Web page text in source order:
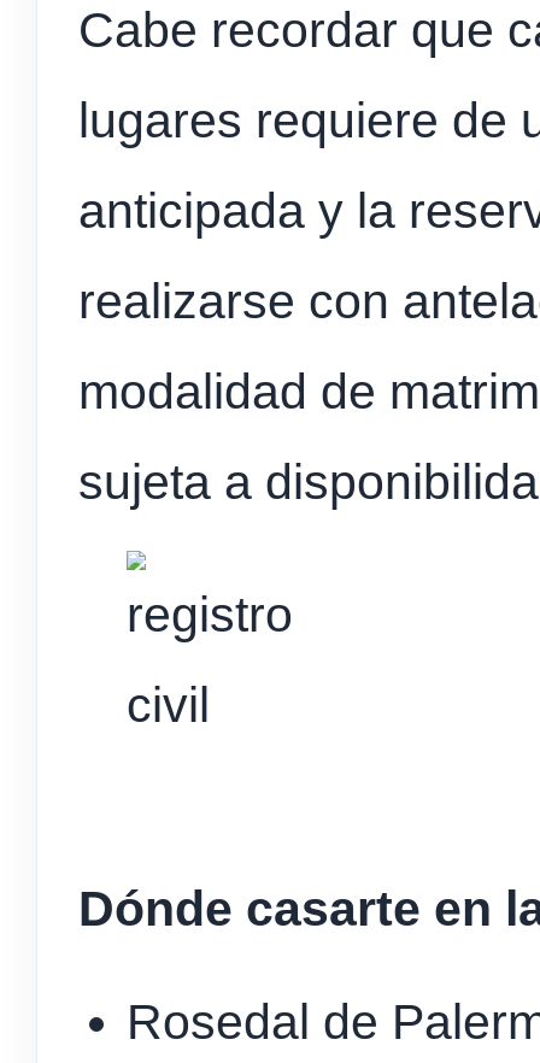
Cabe recordar que
lugares requiere de
anticipada y la
realizarse con
modalidad de
sujeta a
Dónde casarte en
Rosedal de